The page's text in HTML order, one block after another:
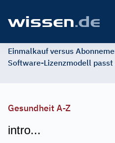
Einmalkauf versus
Software-Lizenzmodell passt
Gesundheit A-Z
intro...